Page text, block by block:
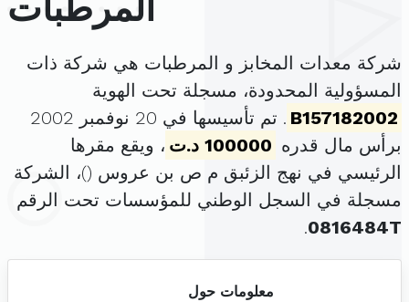
المرطبات
شركة معدات المخابز و المرطبات هي شركة ذات
المسؤولية المحدودة، مسجلة تحت الهوية
B157182002
. تم تأسيسها في 20 نوفمبر 2002
برأس مال قدره 100000 د.ت
، ويقع مقرها
الرئيسي في نهج الزئبق م ص بن عروس ()، الشركة
مسجلة في السجل الوطني للمؤسسات تحت الرقم
0816484T
.
معلومات حول